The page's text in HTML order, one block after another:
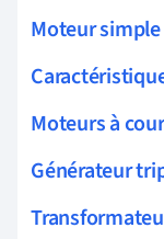
Moteur simple
Moteurs à
Générateur